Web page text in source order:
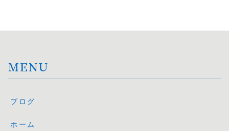
MENU
ブログ
ホーム